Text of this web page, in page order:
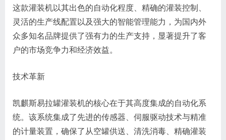
这款灌装机以其出色的自动化程度、精确的灌装控制、
灵活的生产线配置以及强大的智能管理能力，为国内外
众多知名品牌提供了强有力的生产支持，显著提升了客
户的市场竞争力和经济效益。
技术革新
凯麒斯易拉罐灌装机的核心在于其高度集成的自动化系
统。该系统集成了先进的传感器、伺服驱动技术与精准
的计量装置，确保了从空罐供送、清洗消毒、精确灌装